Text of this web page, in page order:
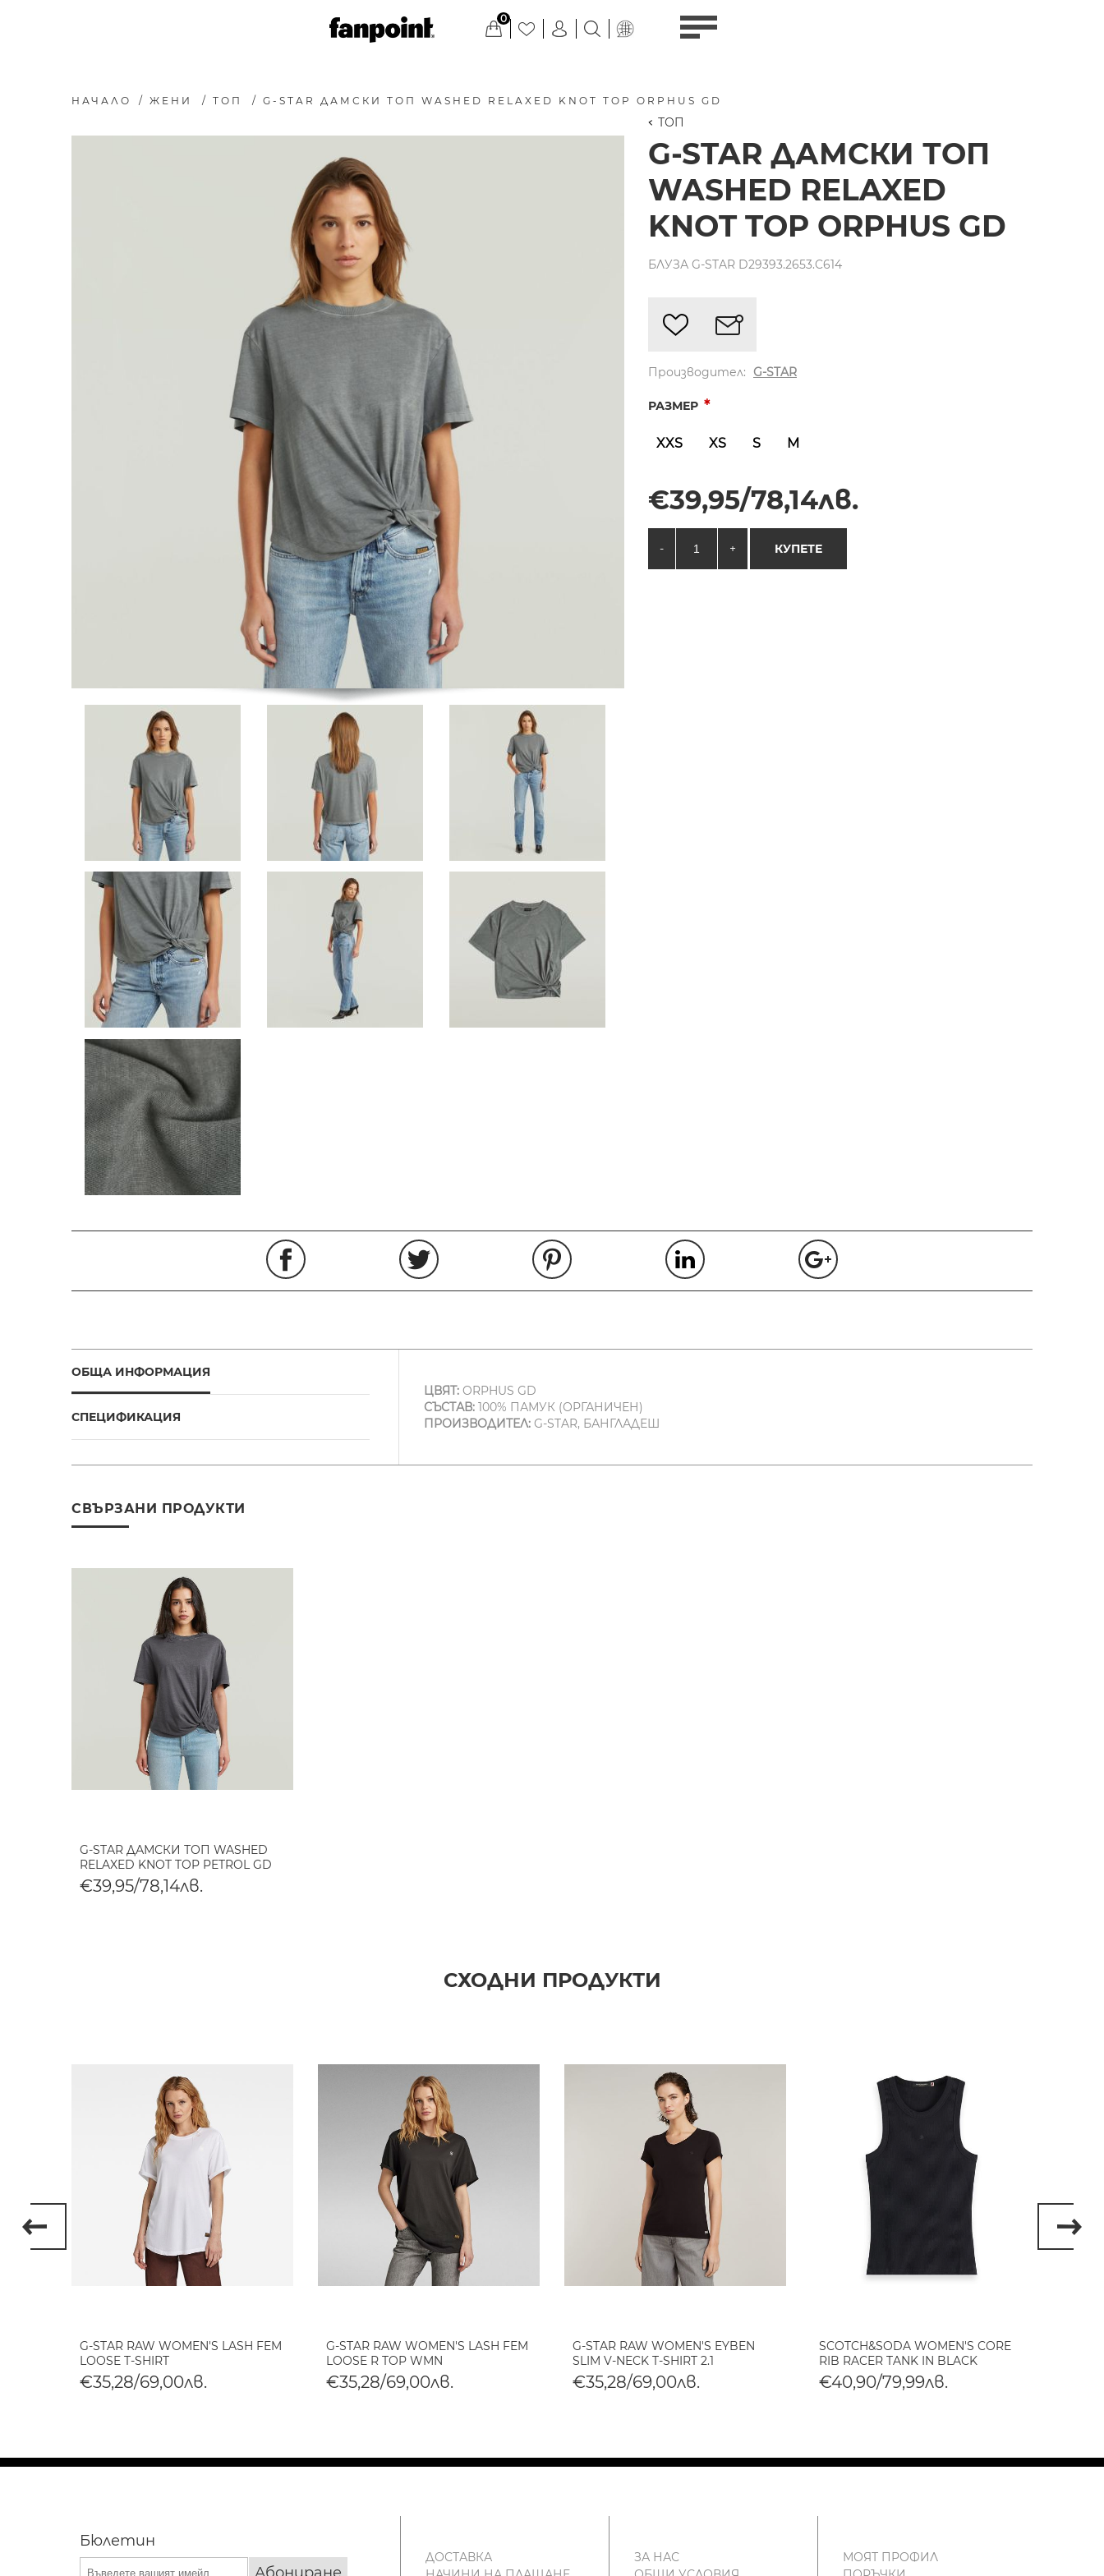
0
НАЧАЛО / ЖЕНИ / ТОП / G-STAR ДАМСКИ ТОП WASHED RELAXED KNOT TOP ORPHUS GD
ТОП
G-STAR ДАМСКИ ТОП
WASHED RELAXED
KNOT TOP ORPHUS GD
БЛУЗА G-STAR D29393.2653.C614
Производител: G-STAR
РАЗМЕР *
XXS XS S M
€39,95/78,14лв.
- + КУПЕТЕ
ОБЩА ИНФОРМАЦИЯ
СПЕЦИФИКАЦИЯ
ЦВЯТ:ORPHUS GD
СЪСТАВ:100% ПАМУК (ОРГАНИЧЕН)
ПРОИЗВОДИТЕЛ:G-STAR, БАНГЛАДЕШ
СВЪРЗАНИ ПРОДУКТИ
G-STAR ДАМСКИ ТОП WASHED
RELAXED KNOT TOP PETROL GD
€39,95/78,14лв.
СХОДНИ ПРОДУКТИ
G-STAR RAW WOMEN'S LASH FEM
LOOSE T-SHIRT
€35,28/69,00лв.
G-STAR RAW WOMEN'S LASH FEM
LOOSE R TOP WMN
€35,28/69,00лв.
G-STAR RAW WOMEN'S EYBEN
SLIM V-NECK T-SHIRT 2.1
€35,28/69,00лв.
SCOTCH&SODA WOMEN'S CORE
RIB RACER TANK IN BLACK
€40,90/79,99лв.
Бюлетин
ДОСТАВКА
ЗА НАС
МОЯТ ПРОФИЛ